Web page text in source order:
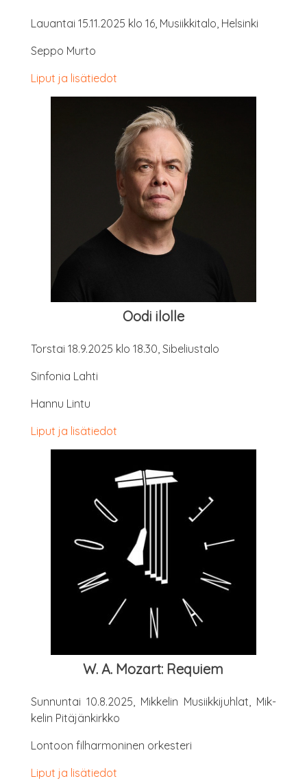
Lau­an­tai 15.11.2025 klo 16, Musiik­ki­ta­lo, Helsinki
Sep­po Murto
Liput ja lisätiedot
Oodi ilol­le
Tors­tai 18.9.2025 klo 18.30, Sibeliustalo
Sin­fo­nia Lahti
Han­nu Lintu
Liput ja lisätiedot
W. A. Mozart: Requiem
Sun­nun­tai 10.8.2025, Mik­ke­lin Musiik­ki­juh­lat, Mik­
ke­lin Pitäjänkirkko
Lon­toon fil­har­mo­ni­nen orkesteri
Liput ja lisätiedot